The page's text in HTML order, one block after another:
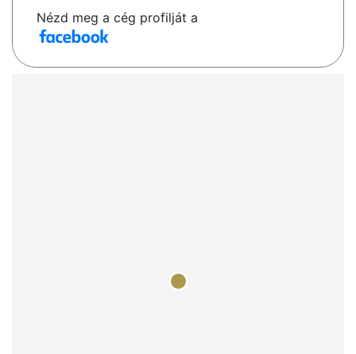
Nézd meg a cég profilját a